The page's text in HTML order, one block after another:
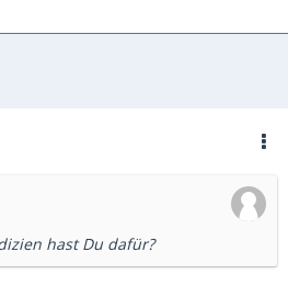
hast Du dafür?